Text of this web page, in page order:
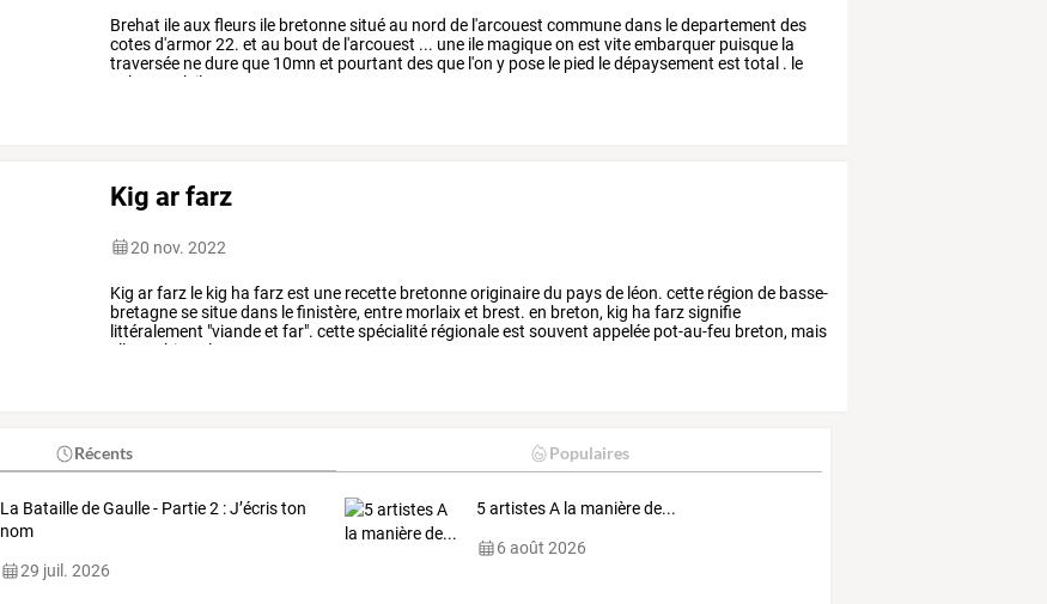
Brehat ileauxfleurs ile bretonnesituéau nord de l'arcouest communedans ledepartement des
cotesd'armor22. et au bout de l'arcouest ... une ile magiqueon est viteembarquer puisque la
traversée nedureque 10mn et pourtant desque l'on y pose le pied ledépaysement est total . le
calme
soleil
Kig ar farz
20 nov. 2022
Kig arfarz le kig ha farzest une recette bretonneoriginairedu paysde léon. cette région de basse-
bretagnesesituedans lefinistère, entre morlaixet brest. en breton, kig ha farzsignifie
littéralement "viandeet far". cettespécialité régionaleest souvent appelée pot-au-feu breton, mais
elle
bien plus
Récents Populaires
La Bataille de Gaulle - Partie 2 : J’écris ton
nom
29 juil. 2026
5 artistes A la manière de...
6 août 2026